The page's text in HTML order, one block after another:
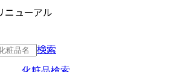
ニューアル
検索